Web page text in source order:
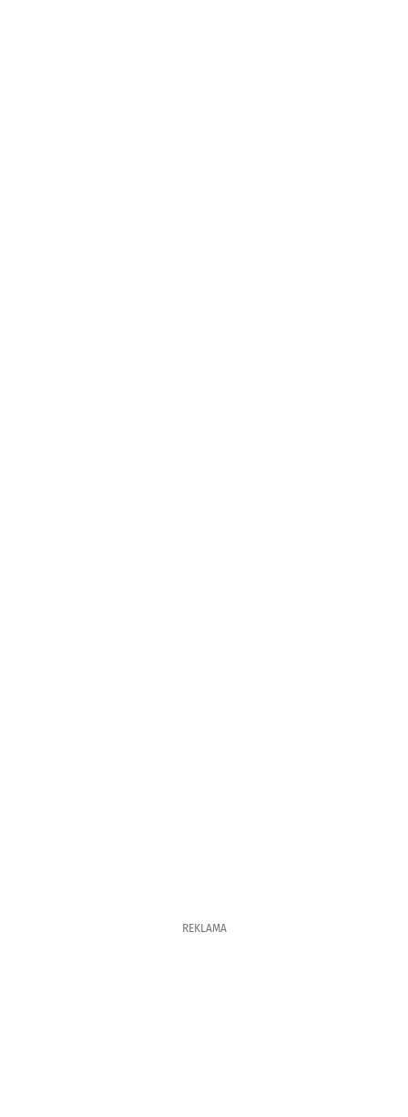
REKLAMA